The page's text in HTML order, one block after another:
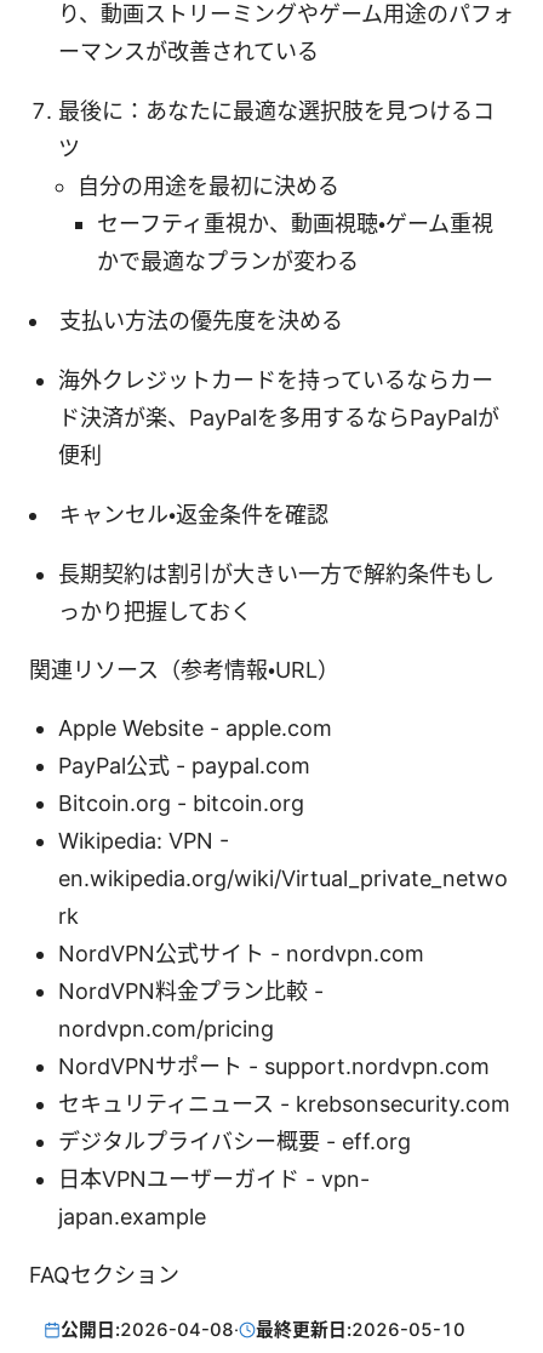
り、動画ストリーミングやゲーム用途のパフォ
ーマンスが改善されている
最後に：あなたに最適な選択肢を見つけるコ
ツ
自分の用途を最初に決める
セーフティ重視か、動画視聴・ゲーム重視
かで最適なプランが変わる
支払い方法の優先度を決める
海外クレジットカードを持っているならカー
ド決済が楽、PayPalを多用するならPayPalが
便利
キャンセル・返金条件を確認
長期契約は割引が大きい一方で解約条件もし
っかり把握しておく
関連リソース（参考情報・URL）
Apple Website - apple.com
PayPal公式 - paypal.com
Bitcoin.org - bitcoin.org
Wikipedia: VPN -
en.wikipedia.org/wiki/Virtual_private_netwo
rk
NordVPN公式サイト - nordvpn.com
NordVPN料金プラン比較 -
nordvpn.com/pricing
NordVPNサポート - support.nordvpn.com
セキュリティニュース - krebsonsecurity.com
デジタルプライバシー概要 - eff.org
日本VPNユーザーガイド - vpn-
japan.example
FAQセクション
公開日:2026-04-08· 最終更新日:2026-05-10